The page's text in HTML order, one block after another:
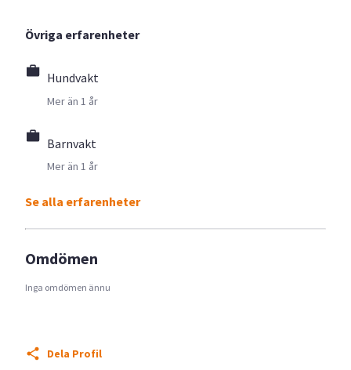
Övriga erfarenheter
Hundvakt
Mer än 1 år
Barnvakt
Mer än 1 år
Se alla erfarenheter
Omdömen
Inga omdömen ännu
Dela Profil